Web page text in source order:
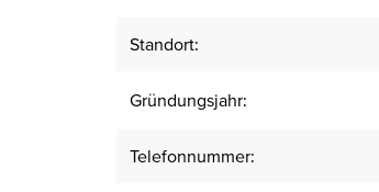
Standort:
Gründungsjahr:
Telefonnummer: